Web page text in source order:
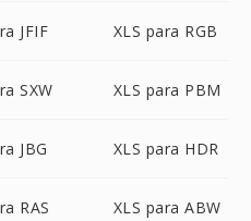
JFIF XLS para RGB
SXW XLS para PBM
JBG XLS para HDR
RAS XLS para ABW